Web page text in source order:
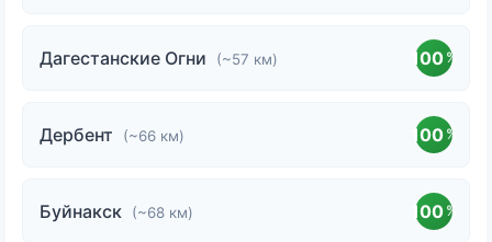
Дагестанские Огни (~57 км) 100 %
Дербент (~66 км) 100 %
Буйнакск (~68 км) 100 %